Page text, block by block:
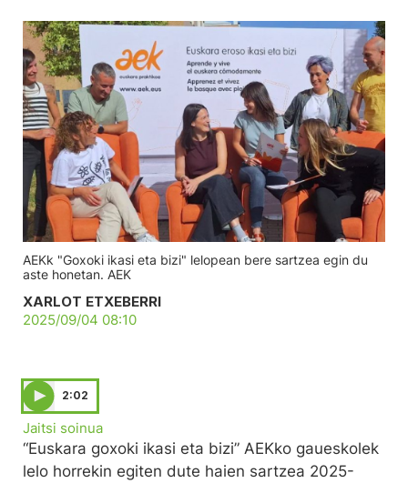
AEKk "Goxoki ikasi eta bizi" lelopean bere sartzea egin du
aste honetan. AEK
XARLOT ETXEBERRI
2025/09/04 08:10
2:02
Jaitsi soinua
“Euskara goxoki ikasi eta bizi” AEKko gaueskolek
lelo horrekin egiten dute haien sartzea 2025-